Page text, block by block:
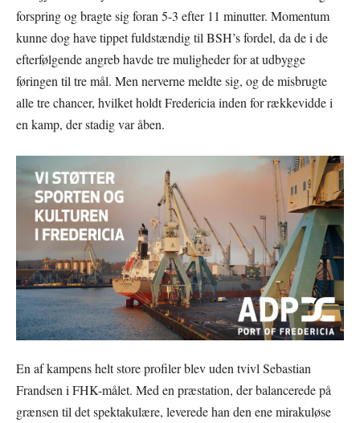
forspring og bragte sig foran 5-3 efter 11 minutter. Momentum
kunne dog have tippet fuldstændig til BSH’s fordel, da de i de
efterfølgende angreb havde tre muligheder for at udbygge
føringen til tre mål. Men nerverne meldte sig, og de misbrugte
alle tre chancer, hvilket holdt Fredericia inden for rækkevidde i
en kamp, der stadig var åben.
En af kampens helt store profiler blev uden tvivl Sebastian
Frandsen i FHK-målet. Med en præstation, der balancerede på
grænsen til det spektakulære, leverede han den ene mirakuløse